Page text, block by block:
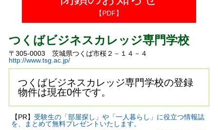
【PDF】
つくばビジネスカレッジ専門学校
〒305-0003 茨城県つくば市桜２－１４－４
http://www.tsg.ac.jp/
つくばビジネスカレッジ専門学校の登録
物件は現在0件です。
【PR】 受験生の「部屋探し」や「一人暮らし」に役立つ情報誌
を、まとめて無料プレゼントいたします。